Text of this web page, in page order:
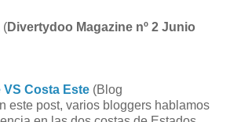
(Divertydoo Magazine nº 2 Junio
VS Costa Este (Blog
este post, varios bloggers hablamos